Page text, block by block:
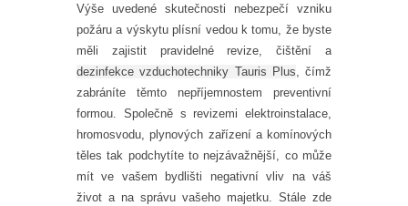
Výše uvedené skutečnosti nebezpečí vzniku
požáru a výskytu plísní vedou k tomu, že byste
měli zajistit pravidelné revize, čištění a
dezinfekce vzduchotechniky Tauris Plus, čímž
zabráníte těmto nepříjemnostem preventivní
formou. Společně s revizemi elektroinstalace,
hromosvodu, plynových zařízení a komínových
těles tak podchytíte to nejzávažnější, co může
mít ve vašem bydlišti negativní vliv na váš
život a na správu vašeho majetku. Stále zde